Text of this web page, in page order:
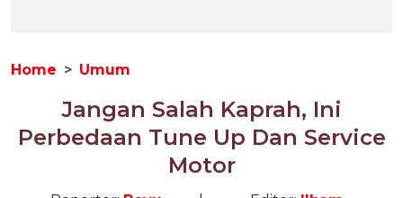
Home Umum
Jangan Salah Kaprah, Ini
Perbedaan Tune Up Dan Service
Motor